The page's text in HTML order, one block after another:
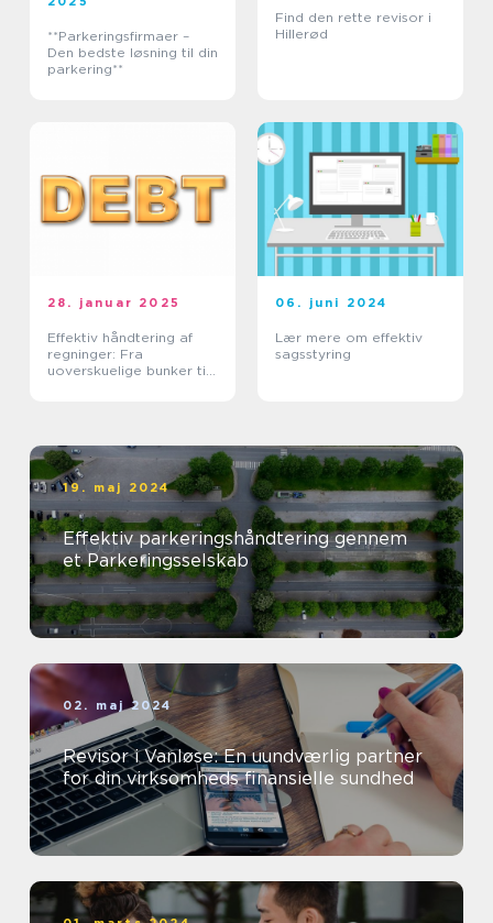
**Parkeringsfirmaer –
Den bedste løsning til din
parkering**
Find den rette revisor i
Hillerød
28. januar 2025
Effektiv håndtering af
regninger: Fra
uoverskuelige bunker til
06. juni 2024
Lær mere om effektiv
sagsstyring
19. maj 2024
Effektiv parkeringshåndtering gennem
et Parkeringsselskab
02. maj 2024
Revisor i Vanløse: En uundværlig partner
for din virksomheds finansielle sundhed